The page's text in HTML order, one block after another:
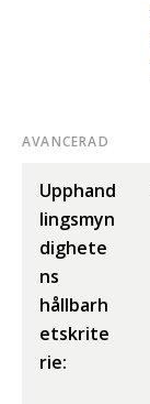
AVANCERAD
Upphand
lingsmyn
dighete
ns
hållbarh
etskrite
rie: